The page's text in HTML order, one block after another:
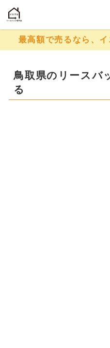
最高額で売るなら、
鳥取県のリースバ
る